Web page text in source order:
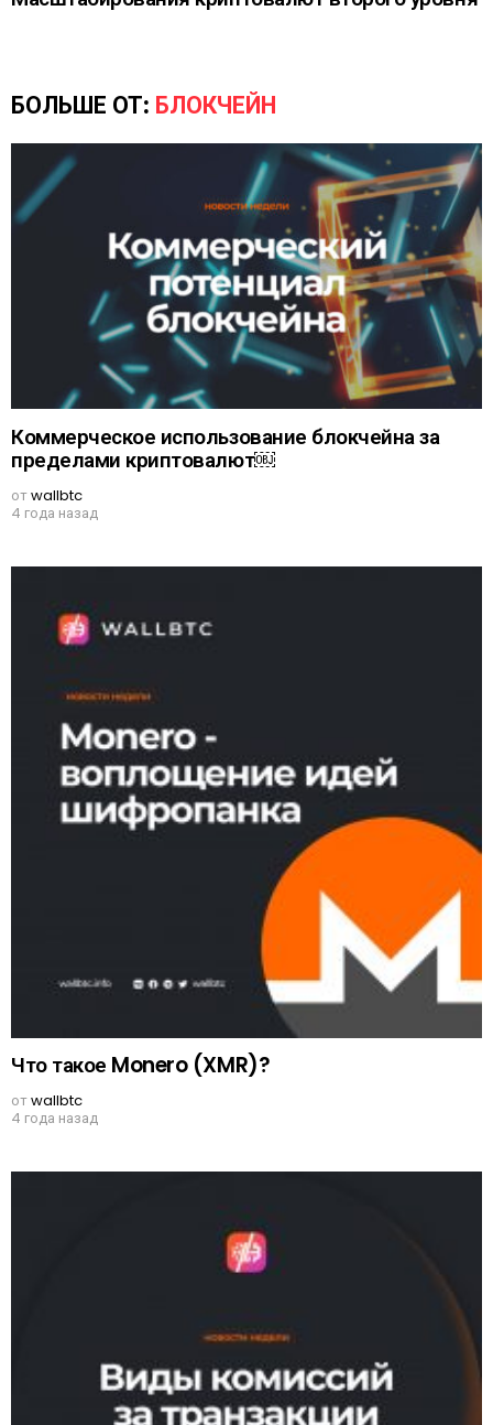
БОЛЬШЕ ОТ: БЛОКЧЕЙН
Коммерческое использование блокчейна за
пределами криптовалют￼
отwallbtc
4 года назад
Что такое Monero (XMR)?
отwallbtc
4 года назад